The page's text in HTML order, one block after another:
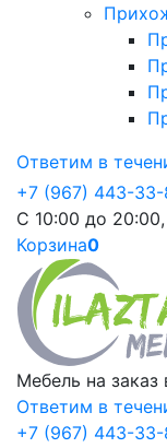
Ответим в
+7 (967) 443-33-
С 10:00 до
Корзина0
Мебель на
Ответим в
+7 (967) 443-33-